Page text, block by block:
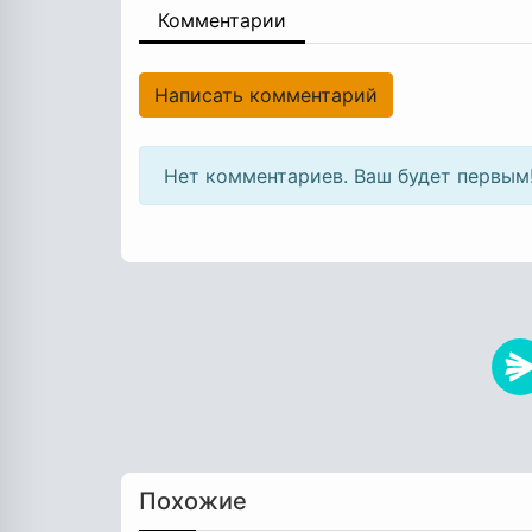
Комментарии
Написать комментарий
Нет комментариев. Ваш будет
Похожие